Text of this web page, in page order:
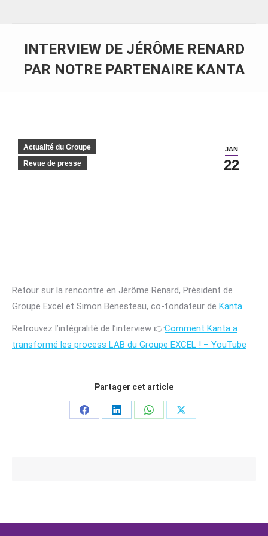
INTERVIEW DE JÉRÔME RENARD
PAR NOTRE PARTENAIRE KANTA
JAN
22
Actualité du Groupe
Revue de presse
Retour sur la rencontre en Jérôme Renard, Président de
Groupe Excel et Simon Benesteau, co-fondateur de Kanta
Retrouvez l’intégralité de l’interview 👉Comment Kanta a
transformé les process LAB du Groupe EXCEL ! – YouTube
Partager cet article